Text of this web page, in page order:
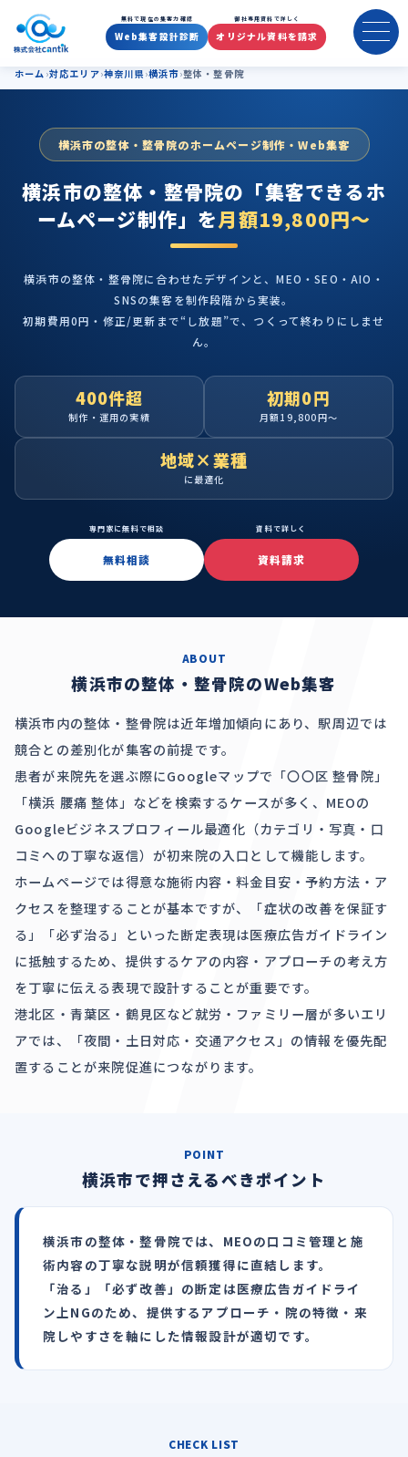
横浜市の整体・整骨院のホーム
無料で現在の集客力確認
Web集客設計診断
御社専用資料で詳しく
オリジナル資料を請求
ホーム 対応エリア 神奈川県 横浜市 整体・整骨院
横浜市の整体・整骨院のホームページ制作・Web集客
横浜市の整体・整骨院の 「集客できるホ
ームページ制作」を月額19,800円〜
横浜市の整体・整骨院に合わせたデザインと、MEO・SEO・AIO・
SNSの集客を制作段階から実装。
初期費用0円・修正/更新まで“し放題”で、つくって終わりにしませ
ん。
400件超
制作・運用の実績
初期0円
月額19,800円〜
地域×業種
に最適化
専門家に無料で相談
無料相談
資料で詳しく
資料請求
ABOUT
横浜市の整体・整骨院のWeb集客
横浜市内の整体・整骨院は近年増加傾向にあり、駅周辺では
競合との差別化が集客の前提です。
患者が来院先を選ぶ際にGoogleマップで「〇〇区 整骨院」
「横浜 腰痛 整体」などを検索するケースが多く、MEOの
Googleビジネスプロフィール最適化（カテゴリ・写真・口
コミへの丁寧な返信）が初来院の入口として機能します。
ホームページでは得意な施術内容・料金目安・予約方法・ア
クセスを整理することが基本ですが、「症状の改善を保証す
る」「必ず治る」といった断定表現は医療広告ガイドライン
に抵触するため、提供するケアの内容・アプローチの考え方
を丁寧に伝える表現で設計することが重要です。
港北区・青葉区・鶴見区など就労・ファミリー層が多いエリ
アでは、「夜間・土日対応・交通アクセス」の情報を優先配
置することが来院促進につながります。
POINT
横浜市で押さえるべきポイント
横浜市の整体・整骨院では、MEOの口コミ管理と施
術内容の丁寧な説明が信頼獲得に直結します。
「治る」「必ず改善」の断定は医療広告ガイドライ
ン上NGのため、提供するアプローチ・院の特徴・来
院しやすさを軸にした情報設計が適切です。
CHECK LIST